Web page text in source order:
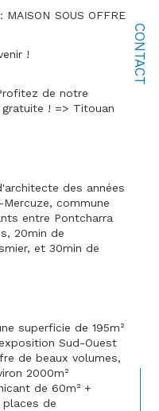
CONTACT
SOUS OFFRE
!
de notre
! => Titouan
des années
commune
entre Pontcharra
20min de
et 30min de
superficie de 195m²
Sud-Ouest
de beaux volumes,
2000m²
de 60m² +
places de